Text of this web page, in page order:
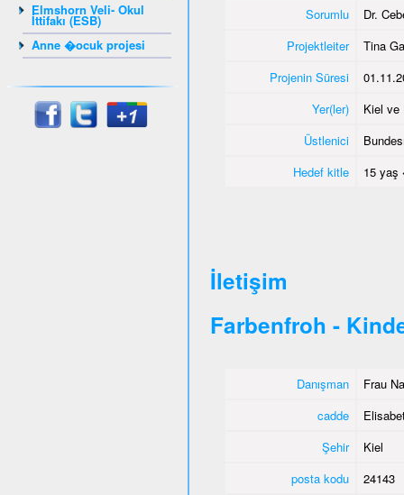
Elmshorn Veli- Okul
İttifakı (ESB)
Anne �ocuk projesi
Sorumlu
Dr.
Projektleiter
Tina
Projenin Süresi
Yer(ler)
Kiel
Üstlenici
Hedef kitle
15 yaş
İletişim
Farbenfroh -
Danışman
Frau
cadde
Şehir
Kiel
posta kodu
24143